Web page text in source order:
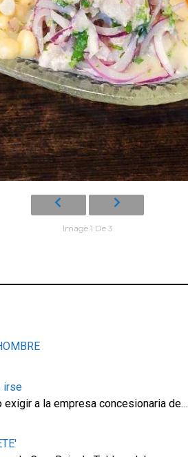
Image 1 De 3
irse
exigir a la empresa concesionaria de…